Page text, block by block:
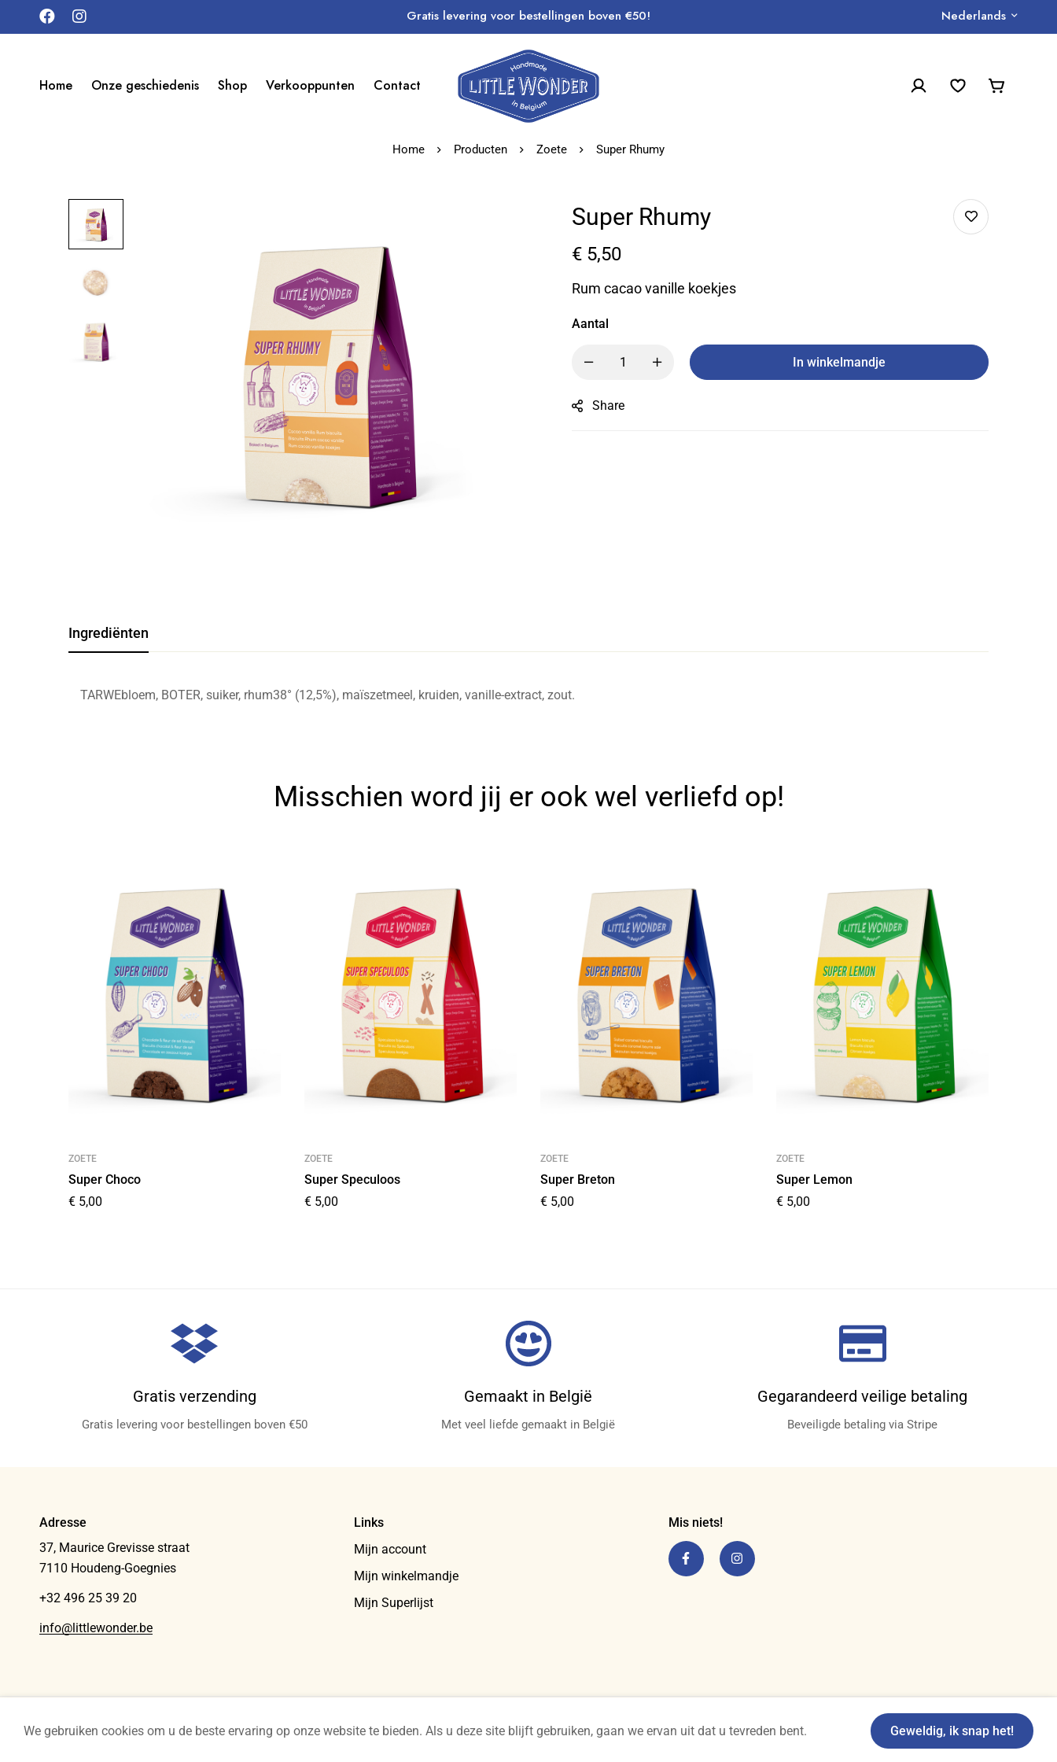
Gratis levering voor bestellingen boven €50! Nederlands
Home Onze geschiedenis Shop Verkooppunten Contact
Home Producten Zoete Super Rhumy
Super Rhumy
€ 5,50
Rum cacao vanille koekjes
Aantal
In winkelmandje
Share
Ingrediënten
TARWEbloem, BOTER, suiker, rhum38° (12,5%), maïszetmeel, kruiden, vanille-extract, zout.
Misschien word jij er ook wel verliefd op!
ZOETE
Super Choco
€ 5,00
ZOETE
Super Speculoos
€ 5,00
ZOETE
Super Breton
€ 5,00
ZOETE
Super Lemon
€ 5,00
Gratis verzending
Gratis levering voor bestellingen boven €50
Gemaakt in België
Met veel liefde gemaakt in België
Gegarandeerd veilige betaling
Beveiligde betaling via Stripe
Adresse
37, Maurice Grevisse straat
7110 Houdeng-Goegnies
+32 496 25 39 20
info@littlewonder.be
Links
Mijn account
Mijn winkelmandje
Mijn Superlijst
Mis niets!
© Little Wonder 2026 Privacybeleid Algemene voorwaarden Made with ❤ by So-Ho
We gebruiken cookies om u de beste ervaring op onze website te bieden. Als u deze site blijft gebruiken, gaan we ervan uit dat u tevreden bent. Geweldig, ik snap het!